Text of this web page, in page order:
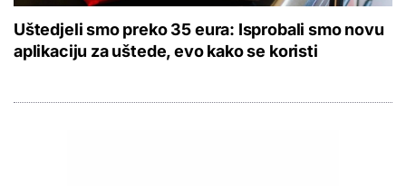
Uštedjeli smo preko 35 eura: Isprobali smo novu
aplikaciju za uštede, evo kako se koristi